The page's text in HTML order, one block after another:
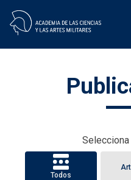
Selecciona
Todos